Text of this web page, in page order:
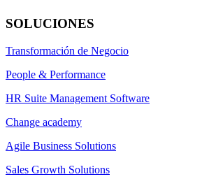
SOLUCIONES
Transformación de Negocio
People & Performance
HR Suite Management Software
Change academy
Agile Business Solutions
Sales Growth Solutions